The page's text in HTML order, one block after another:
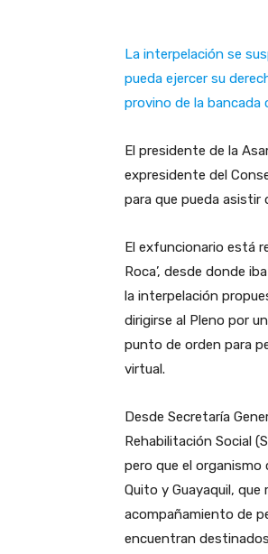
La interpelación se
pueda ejercer su
provino de la bancada
El presidente de la
expresidente del
para que pueda asistir
El exfuncionario está
Roca’, desde donde
la interpelación
dirigirse al Pleno por
punto de orden para
virtual.
Desde Secretaría
Rehabilitación Social
pero que el
Quito y Guayaquil,
acompañamiento de
encuentran